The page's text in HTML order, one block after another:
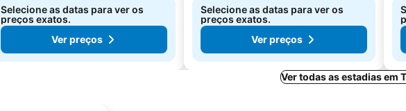
Selecione as datas para ver os
preços exatos.
Ver preços
Selecione as datas para ver os
preços exatos.
Ver preços
Ver todas as estadias em